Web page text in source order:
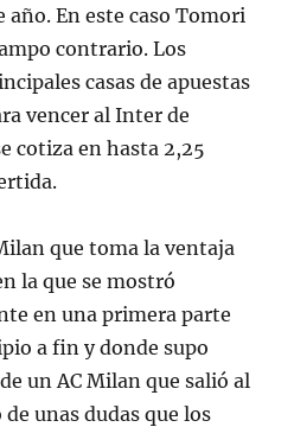
año. En este caso Tomori
contrario. Los
casas de apuestas
vencer al Inter de
cotiza en hasta 2,25
que toma la ventaja
la que se mostró
en una primera parte
a fin y donde supo
un AC Milan que salió al
unas dudas que los